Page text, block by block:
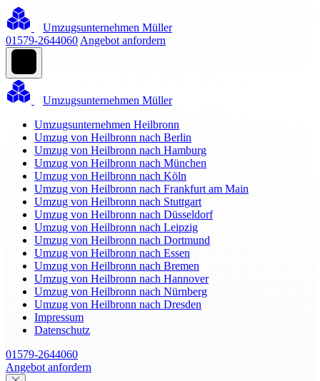
Umzugsunternehmen Müller
01579-2644060 Angebot anfordern
Umzugsunternehmen Müller
Umzugsunternehmen Heilbronn
Umzug von Heilbronn nach Berlin
Umzug von Heilbronn nach Hamburg
Umzug von Heilbronn nach München
Umzug von Heilbronn nach Köln
Umzug von Heilbronn nach Frankfurt am Main
Umzug von Heilbronn nach Stuttgart
Umzug von Heilbronn nach Düsseldorf
Umzug von Heilbronn nach Leipzig
Umzug von Heilbronn nach Dortmund
Umzug von Heilbronn nach Essen
Umzug von Heilbronn nach Bremen
Umzug von Heilbronn nach Hannover
Umzug von Heilbronn nach Nürnberg
Umzug von Heilbronn nach Dresden
Impressum
Datenschutz
01579-2644060
Angebot anfordern